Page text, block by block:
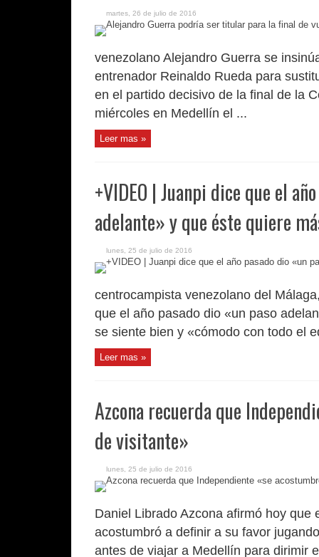
martes, 26 de julio de 2016
venezolano Alejandro Guerra se
entrenador Reinaldo Rueda para
en el partido decisivo de la final de la
miércoles en Medellín el ...
Leer mas »
+VIDEO | Juanpi dice que el
adelante» y que éste quiere
lunes, 25 de julio de 2016
centrocampista venezolano del
que el año pasado dio «un paso
se siente bien y «cómodo con todo el
Leer mas »
Azcona recuerda que
de visitante»
lunes, 25 de julio de 2016
Daniel Librado Azcona afirmó hoy que
acostumbró a definir a su favor
antes de viajar a Medellín para dirimir